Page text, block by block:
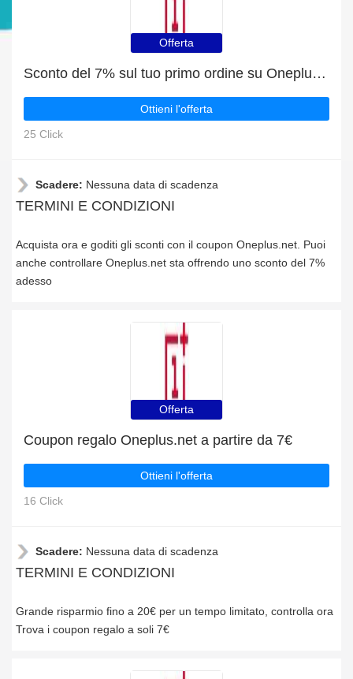
Offerta
Sconto del 7% sul tuo primo ordine su Oneplus.net
Ottieni l'offerta
25 Click
Scadere: Nessuna data di scadenza
TERMINI E CONDIZIONI
Acquista ora e goditi gli sconti con il coupon Oneplus.net. Puoi
anche controllare Oneplus.net sta offrendo uno sconto del 7%
adesso
Offerta
Coupon regalo Oneplus.net a partire da 7€
Ottieni l'offerta
16 Click
Scadere: Nessuna data di scadenza
TERMINI E CONDIZIONI
Grande risparmio fino a 20€ per un tempo limitato, controlla ora
Trova i coupon regalo a soli 7€